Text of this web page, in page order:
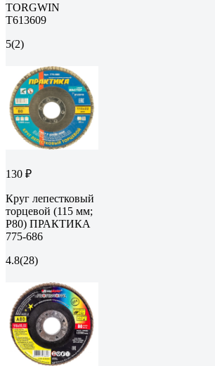
TORGWIN
T613609
5(2)
130 ₽
Круг лепестковый
торцевой (115 мм;
Р80) ПРАКТИКА
775-686
4.8(28)